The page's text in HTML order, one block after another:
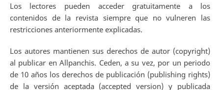
Los lectores pueden acceder gratuitamente a los
contenidos de la revista siempre que no vulneren las
restricciones anteriormente explicadas.
Los autores mantienen sus derechos de autor (copyright)
al publicar en Allpanchis. Ceden, a su vez, por un periodo
de 10 años los derechos de publicación (publishing rights)
de la versión aceptada (accepted version) y publicada